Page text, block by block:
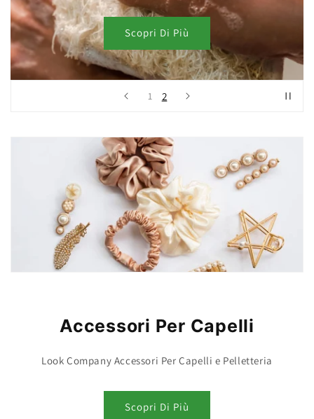
1 2
Scopri Di Più
Accessori Per Capelli
Look Company Accessori Per Capelli e Pelletteria
Scopri Di Più